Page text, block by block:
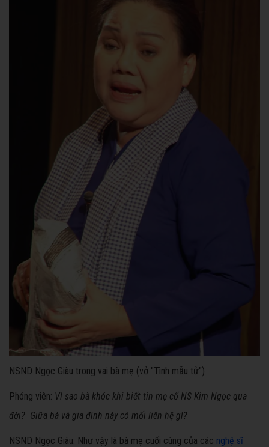
NSND Ngọc Giàu trong vai bà mẹ (vở "Tình mẫu tử")
Phóng viên: Vì sao bà khóc khi biết tin mẹ cố NS Kim Ngọc qua
đời? Giữa bà và gia đình này có mối liên hệ gì?
NSND Ngọc Giàu: Như vậy là bà mẹ cuối cùng của các nghệ sĩ